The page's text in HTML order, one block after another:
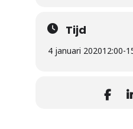
via
4864001
€ 10,00 p.p.
Tijd
4 januari 202012:00-